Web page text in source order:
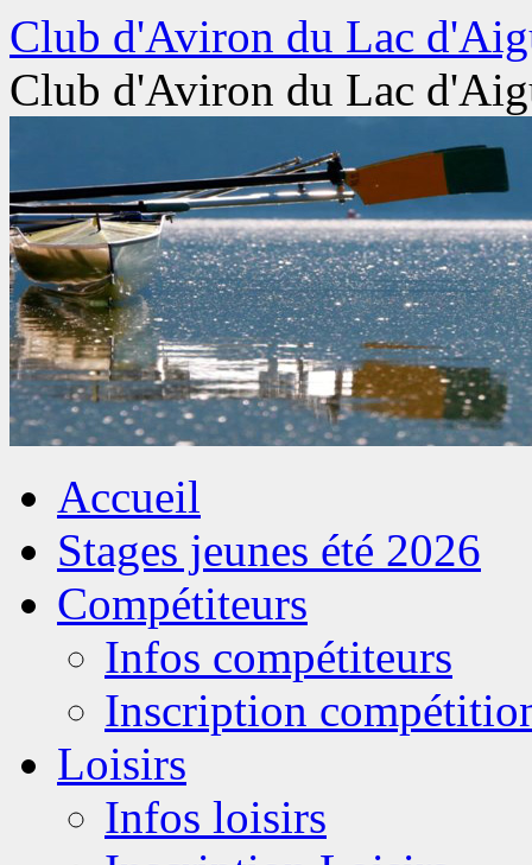
Aller
au
contenu
Club d'Aviron du Lac
Club d'Aviron du Lac
Accueil
Stages jeunes été 2026
Compétiteurs
Infos compétiteurs
Inscription
Loisirs
Infos loisirs